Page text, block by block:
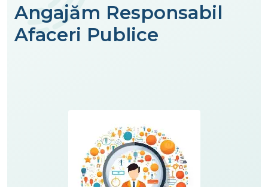
Angajăm Responsabil
Afaceri Publice